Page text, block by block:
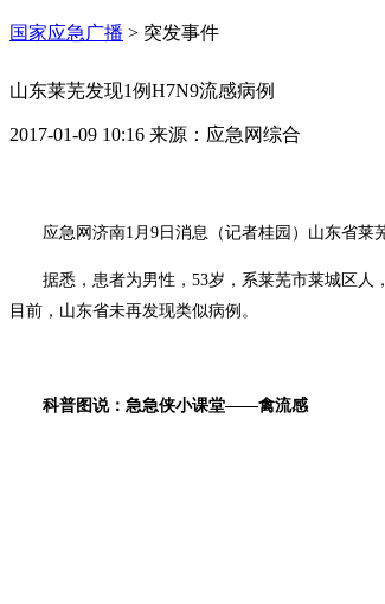
国家应急广播 > 突发事件
山东莱芜发现1例H7N9流感病例
2017-01-09 10:16 来源： 应急网综合
应急网济南1 月 9 日 消息（记者桂园）山东省莱
据悉，患者为男性， 53岁，系莱芜市莱城区人
目前，山东省未再发现类似病例。
科普图说：急急侠小课堂——禽流感